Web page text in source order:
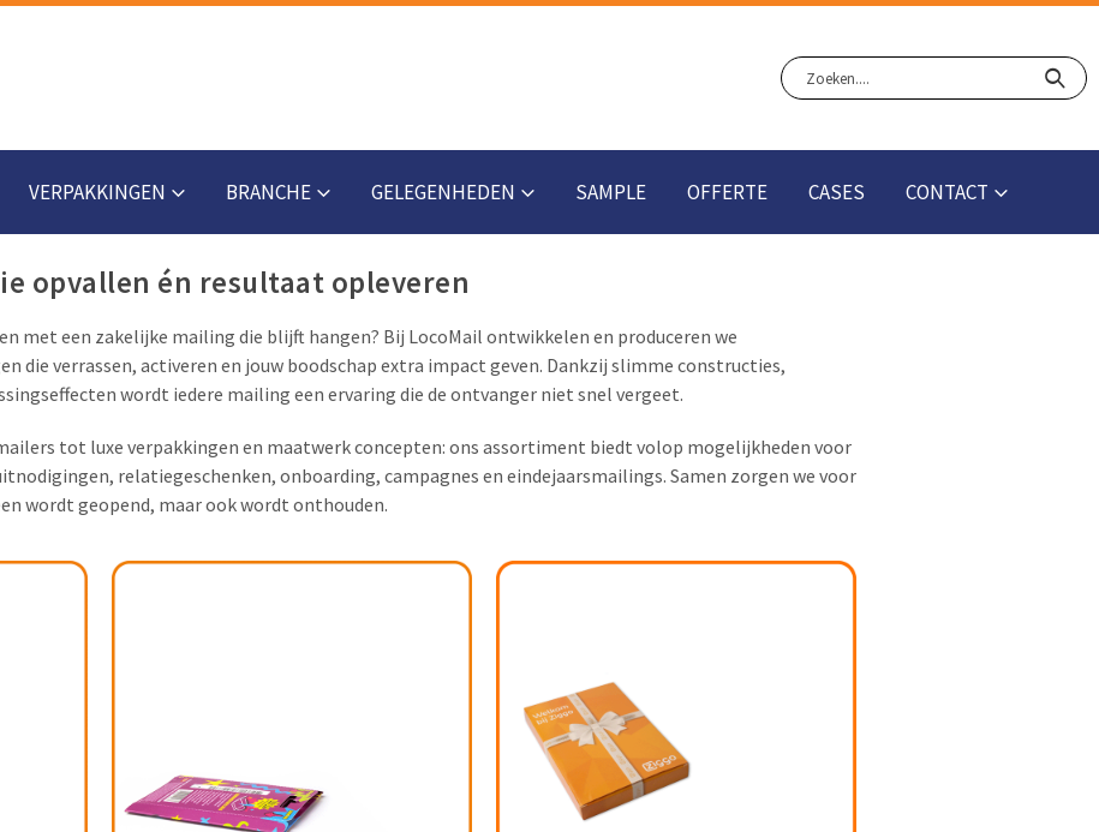
VERPAKKINGEN BRANCHE GELEGENHEDEN SAMPLE OFFERTE CASES CONTACT
opvallen én resultaat opleveren
met een zakelijke mailing die blijft hangen? Bij LocoMail ontwikkelen en produceren we
die verrassen, activeren en jouw boodschap extra impact geven. Dankzij slimme constructies,
wordt iedere mailing een ervaring die de ontvanger niet snel vergeet.
tot luxe verpakkingen en maatwerk concepten: ons assortiment biedt volop mogelijkheden voor
relatiegeschenken, onboarding, campagnes en eindejaarsmailings. Samen zorgen we voor
wordt geopend, maar ook wordt onthouden.